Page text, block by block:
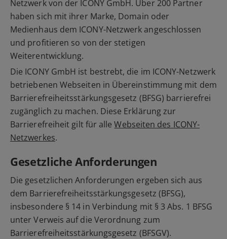
Netzwerk von der ICONY GmbH. Über 200 Partner
haben sich mit ihrer Marke, Domain oder
Medienhaus dem ICONY-Netzwerk angeschlossen
und profitieren so von der stetigen
Weiterentwicklung.
Die ICONY GmbH ist bestrebt, die im ICONY-Netzwerk
betriebenen Webseiten in Übereinstimmung mit dem
Barrierefreiheitsstärkungsgesetz (BFSG) barrierefrei
zugänglich zu machen. Diese Erklärung zur
Barrierefreiheit gilt für alleWebseiten des ICONY-
Netzwerkes.
Gesetzliche Anforderungen
Die gesetzlichen Anforderungen ergeben sich aus
dem Barrierefreiheitsstärkungsgesetz (BFSG),
insbesondere § 14 in Verbindung mit § 3 Abs. 1 BFSG
unter Verweis auf die Verordnung zum
Barrierefreiheitsstärkungsgesetz (BFSGV).